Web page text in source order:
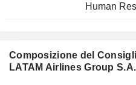
Human
Composizione del
LATAM Airlines Group S.A.